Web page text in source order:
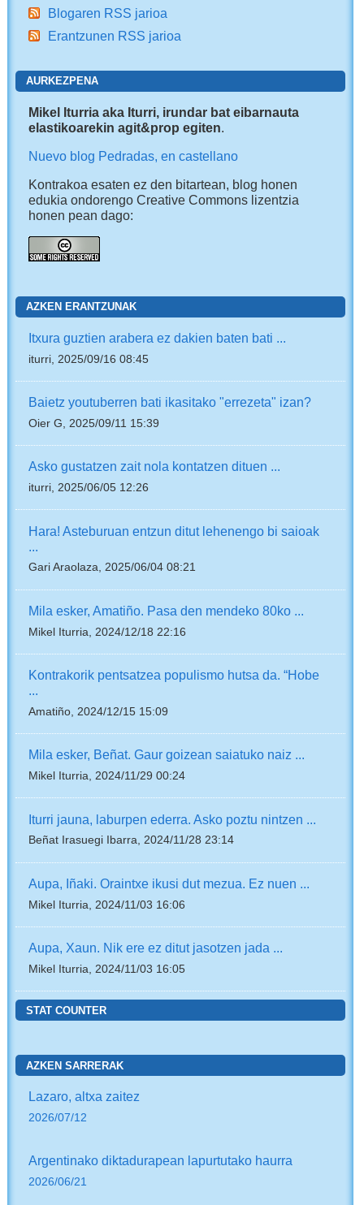
Blogaren RSS jarioa
Erantzunen RSS jarioa
AURKEZPENA
Mikel Iturria aka Iturri, irundar bat eibarnauta
elastikoarekin agit&prop egiten.
Nuevo blog Pedradas, en castellano
Kontrakoa esaten ez den bitartean, blog honen
edukia ondorengo Creative Commons lizentzia
honen pean dago:
AZKEN ERANTZUNAK
Itxura guztien arabera ez dakien baten bati ...
iturri, 2025/09/16 08:45
Baietz youtuberren bati ikasitako "errezeta" izan?
Oier G, 2025/09/11 15:39
Asko gustatzen zait nola kontatzen dituen ...
iturri, 2025/06/05 12:26
Hara! Asteburuan entzun ditut lehenengo bi saioak
Gari Araolaza, 2025/06/04 08:21
Mila esker, Amatiño. Pasa den mendeko 80ko ...
Mikel Iturria, 2024/12/18 22:16
Kontrakorik pentsatzea populismo hutsa da. “Hobe
...
Amatiño, 2024/12/15 15:09
Mila esker, Beñat. Gaur goizean saiatuko naiz ...
Mikel Iturria, 2024/11/29 00:24
Iturri jauna, laburpen ederra. Asko poztu nintzen ...
Beñat Irasuegi Ibarra, 2024/11/28 23:14
Aupa, Iñaki. Oraintxe ikusi dut mezua. Ez nuen ...
Mikel Iturria, 2024/11/03 16:06
Aupa, Xaun. Nik ere ez ditut jasotzen jada ...
Mikel Iturria, 2024/11/03 16:05
STAT COUNTER
AZKEN SARRERAK
Lazaro, altxa zaitez
2026/07/12
Argentinako diktadurapean lapurtutako haurra
2026/06/21